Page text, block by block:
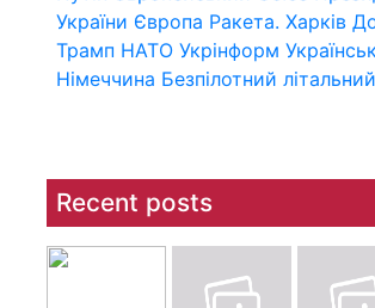
України Європа Ракета. Харків
Трамп НАТО Укрінформ
Німеччина Безпілотний
Recent posts